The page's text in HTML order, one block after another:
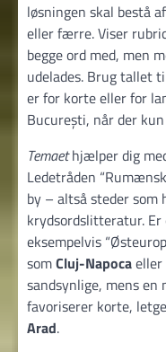
løsningen skal bestå
eller færre. Viser
begge ord med, men
udelades. Brug tallet
er for korte eller for
București, når der
Temaethjælper dig
Ledetråden
by – altså steder som
krydsordslitteratur.
eksempelvis
somCluj-Napocaeller
sandsynlige, mens
favoriserer korte,
Arad.